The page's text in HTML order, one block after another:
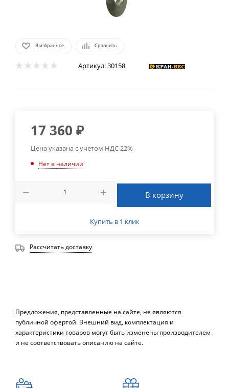
В избранное Сравнить
Артикул:30158
17 360 ₽
Цена указана с учетом НДС 22%
Нет в наличии
В корзину
Купить в 1 клик
Рассчитать доставку
Предложения, представленные на сайте, не являются
публичной офертой. Внешний вид, комплектация и
характеристики товаров могут быть изменены производителем
и не соответствовать описанию на сайте.